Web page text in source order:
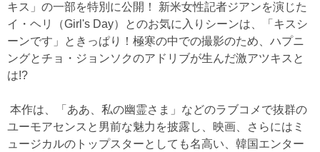
キス」の一部を特別に公開！ 新米女性記者ジアンを演じた
イ・ヘリ（Girl's Day）とのお気に入りシーンは、「キスシ
ーンです」ときっぱり！極寒の中での撮影のため、ハプニ
ングとチョ・ジョンソクのアドリブが生んだ激アツキスと
は!?
本作は、「ああ、私の幽霊さま」などのラブコメで抜群の
ユーモアセンスと男前な魅力を披露し、映画、さらにはミ
ュージカルのトップスターとしても名高い、韓国エンター